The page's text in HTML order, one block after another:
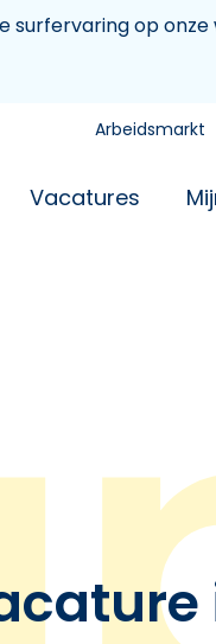
op onze
Arbeidsmarkt
Vacatures